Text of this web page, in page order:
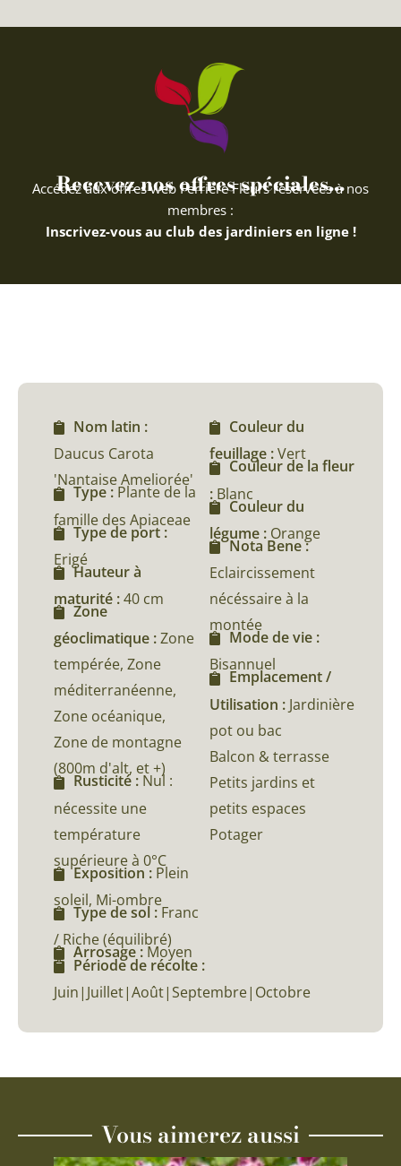
Recevez nos offres spéciales...
Accédez aux offres web Ferriere Fleurs réservées à nos
membres :
Inscrivez-vous au club des jardiniers en ligne !
Nom latin :
Daucus Carota
'Nantaise Ameliorée'
Type : Plante de la
famille des Apiaceae
Type de port :
Erigé
Hauteur à
maturité :40 cm
Zone
géoclimatique :Zone
tempérée, Zone
méditerranéenne,
Zone océanique,
Zone de montagne
(800m d'alt, et +)
Rusticité : Nul :
nécessite une
température
supérieure à 0°C
Exposition : Plein
soleil, Mi-ombre
Type de sol : Franc
/ Riche (équilibré)
Arrosage : Moyen
Période de récolte :
Juin|Juillet|Août|Septembre|Octobre
Couleur du
feuillage :Vert
Couleur de la fleur
: Blanc
Couleur du
légume : Orange
Nota Bene :
Eclaircissement
nécéssaire à la
montée
Mode de vie :
Bisannuel
Emplacement /
Utilisation : Jardinière
pot ou bac
Balcon & terrasse
Petits jardins et
petits espaces
Potager
Vous aimerez aussi